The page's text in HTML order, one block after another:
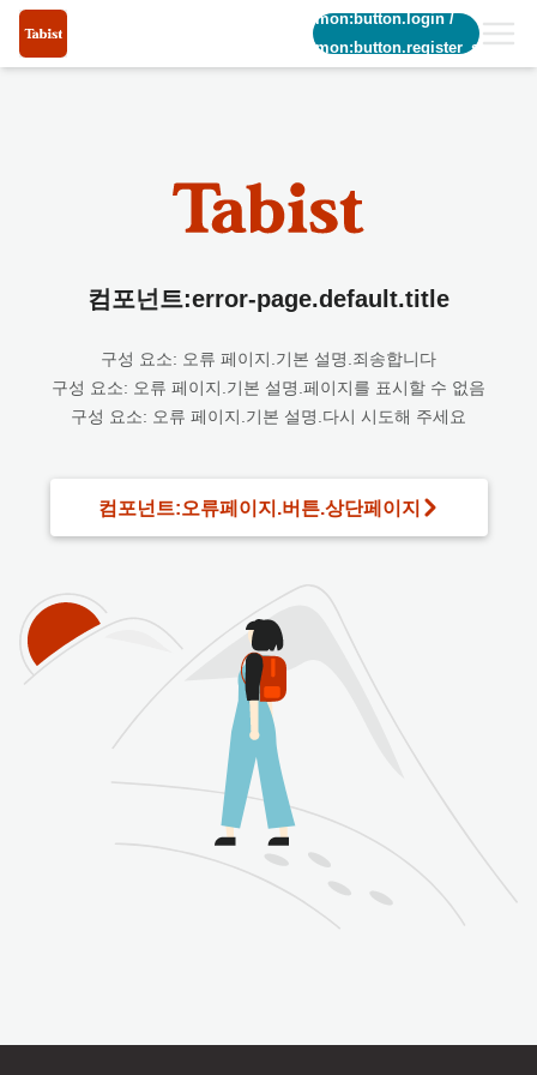
common:button.login/
common:button.register_short
컴포넌트:error-page.default.title
구성 요소: 오류 페이지.기본 설명.죄송합니다
구성 요소: 오류 페이지.기본 설명.페이지를 표시할 수 없음
구성 요소: 오류 페이지.기본 설명.다시 시도해 주세요
컴포넌트:오류페이지.버튼.상단페이지